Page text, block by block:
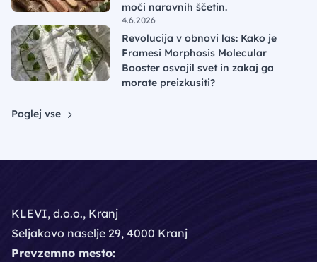
moči naravnih ščetin.
4.6.2026
Revolucija v obnovi las: Kako je
Framesi Morphosis Molecular
Booster osvojil svet in zakaj ga
morate preizkusiti?
Poglej vse
KLEVI, d.o.o., Kranj
Seljakovo naselje 29, 4000 Kranj
Prevzemno mesto: